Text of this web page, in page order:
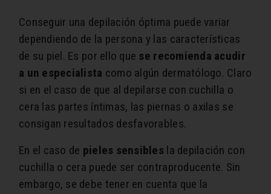
Conseguir una depilación óptima puede variar
dependiendo de la persona y las características
de su piel. Es por ello que se recomienda acudir
a un especialista como algún dermatólogo. Claro
si en el caso de que al depilarse con cuchilla o
cera las partes íntimas, las piernas o axilas se
consigan resultados desfavorables.
En el caso de pieles sensibles la depilación con
cuchilla o cera puede ser contraproducente. Sin
embargo, se debe tener en cuenta que la